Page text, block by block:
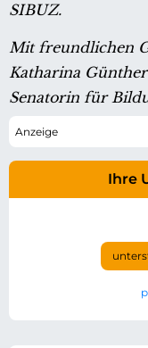
SIBUZ.
Mit freundlichen
Katharina
Senatorin für
Ihre